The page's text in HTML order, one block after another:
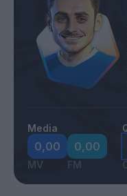
Media
0,00
MV
0,00
FM